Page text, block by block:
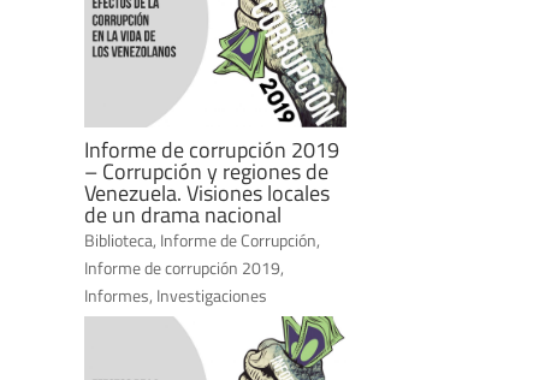
Informe de corrupción 2019
– Corrupción y regiones de
Venezuela. Visiones locales
de un drama nacional
Biblioteca, Informe de Corrupción,
Informe de corrupción 2019,
Informes, Investigaciones